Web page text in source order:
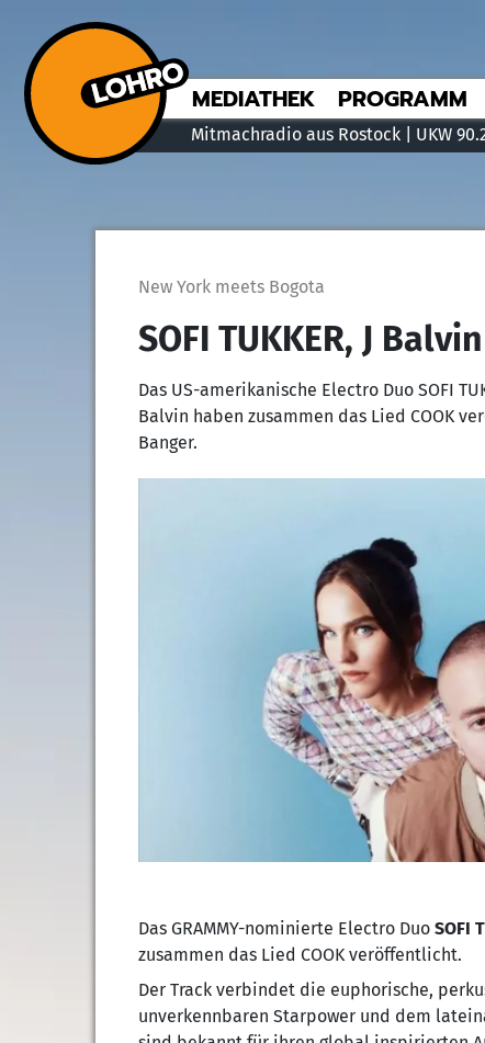
Mitmachradio aus Rostock | UKW
MEDIATHEK PROGRAMM
New York meets Bogota
SOFI TUKKER, J
Das US-amerikanische Electro Duo SOFI
Balvin haben zusammen das Lied COOK
Banger.
Das GRAMMY-nominierte Electro Duo SOFI
zusammen das Lied COOK veröffentlicht.
Der Track verbindet die euphorische,
unverkennbaren Starpower und dem